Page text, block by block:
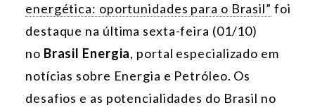
energética: oportunidades para o Brasil” foi
destaque na última sexta-feira (01/10)
no Brasil Energia, portal especializado em
notícias sobre Energia e Petróleo. Os
desafios e as potencialidades do Brasil no